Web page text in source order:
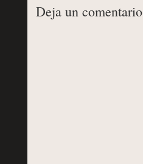
Deja un comentario